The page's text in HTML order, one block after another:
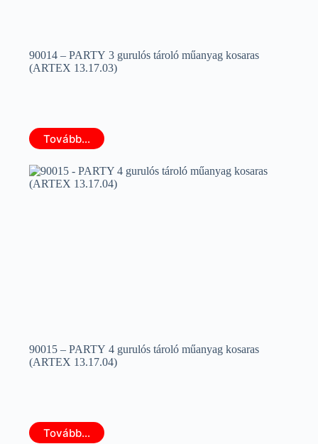
90014 – PARTY 3 gurulós tároló műanyag kosaras
(ARTEX 13.17.03)
Tovább...
90015 – PARTY 4 gurulós tároló műanyag kosaras
(ARTEX 13.17.04)
Tovább...